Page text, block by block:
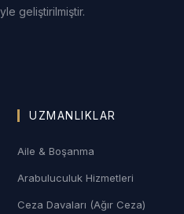
nezdinde
itiraz ve ağır
geliştirilmiştir.
UZMANLIKLAR
Aile & Boşanma
Arabuluculuk Hizmetleri
Ceza Davaları (Ağır Ceza)